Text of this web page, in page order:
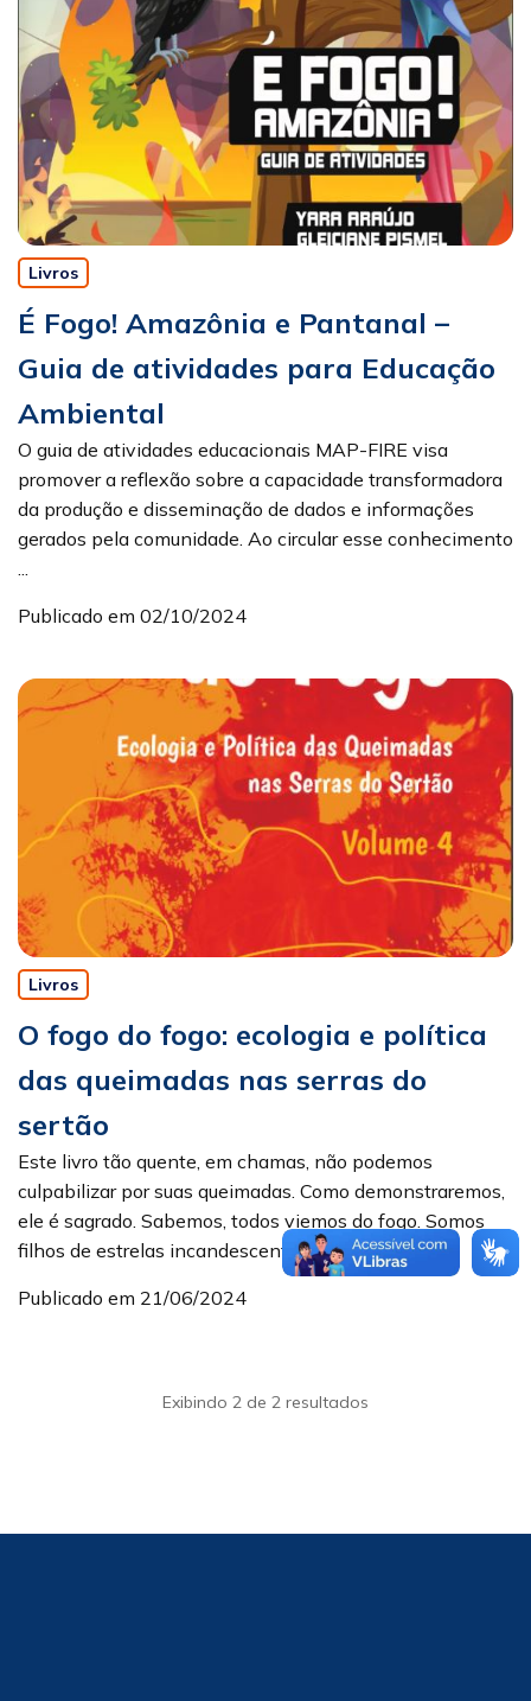
Livros
É Fogo! Amazônia e Pantanal –
Guia de atividades para Educação
Ambiental
O guia de atividades educacionais MAP-FIRE visa
promover a reflexão sobre a capacidade transformadora
da produção e disseminação de dados e informações
gerados pela comunidade. Ao circular esse conhecimento
...
Publicado em 02/10/2024
Livros
O fogo do fogo: ecologia e política
das queimadas nas serras do
sertão
Este livro tão quente, em chamas, não podemos
culpabilizar por suas queimadas. Como demonstraremos,
ele é sagrado. Sabemos, todos viemos do fogo. Somos
filhos de estrelas incandescentes. O problema ...
Publicado em 21/06/2024
Exibindo 2 de 2 resultados